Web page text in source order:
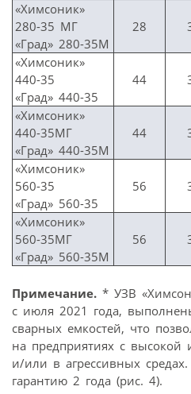
«Химсоник»
280-35 МГ
«Град» 280-35М
28
«Химсоник»
440-35
«Град» 440-35
44
«Химсоник»
440-35МГ
«Град» 440-35М
44
«Химсоник»
560-35
«Град» 560-35
56
«Химсоник»
560-35МГ
«Град» 560-35М
56
Примечание. * УЗВ
с июля 2021 года,
сварных емкостей, что
на предприятиях с высокой
и/или в агрессивных
гарантию 2 года (рис. 4).